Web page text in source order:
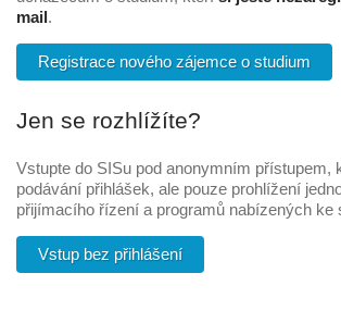
mail.
Registrace nového zájemce o studium
Jen se rozhlížíte?
Vstupte do SISu pod anonymním přístupem,
podávání přihlášek, ale pouze prohlížení
přijímacího řízení a programů nabízených ke
Vstup bez přihlášení